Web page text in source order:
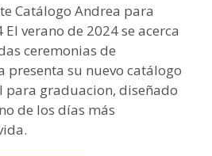
Catálogo Andrea para
verano de 2024 se acerca
ceremonias de
presenta su nuevo catálogo
para graduacion, diseñado
de los días más